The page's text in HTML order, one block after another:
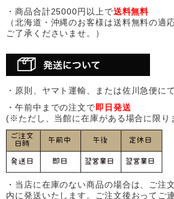
・商品合計25000円以上で送料無料
（北海道・沖縄のお客様は送料無料の適
ご了承くださいませ。）
・原則、ヤマト運輸、または佐川急便に
・午前中までの注文で即日発送
(※ただし、当館に在庫がある場合に限り
・当店に在庫のない商品の場合は、ご注
内に発送いたします。ご注文後おってご